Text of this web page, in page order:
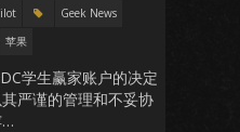
Geek News
苹果
学生赢家账户的决定
严谨的管理和不妥协
…